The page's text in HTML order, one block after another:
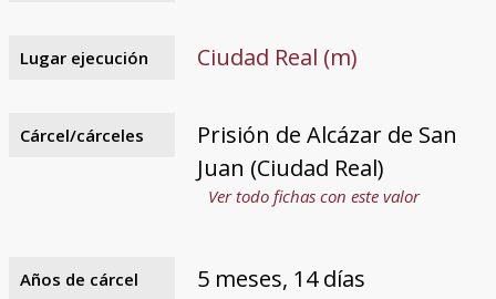
Lugar ejecución Ciudad Real (m)
Cárcel/cárceles
Prisión de Alcázar de San
Juan (Ciudad Real)
Ver todo fichas con este valor
Años de cárcel
5 meses, 14 días